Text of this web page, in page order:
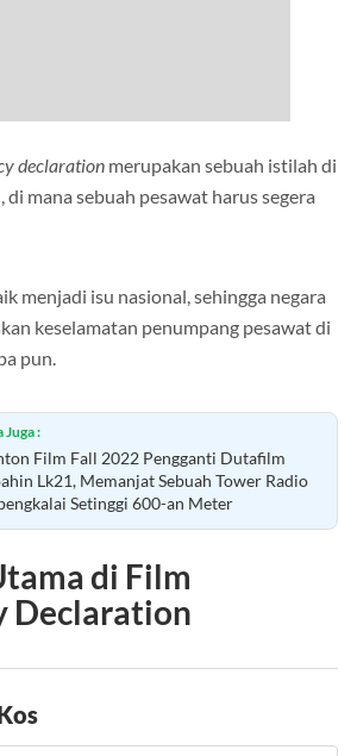
declaration merupakan sebuah istilah di
mana sebuah pesawat harus segera
menjadi isu nasional, sehingga negara
keselamatan penumpang pesawat di
pun.
Juga :
Film Fall 2022 Pengganti Dutafilm
Lk21, Memanjat Sebuah Tower Radio
Setinggi 600-an Meter
di Film
Declaration